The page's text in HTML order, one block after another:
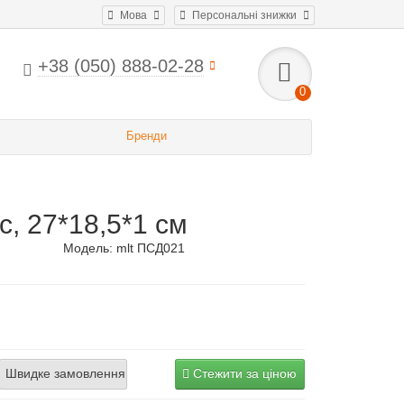
Персональні знижки
Мова
+38 (050) 888-02-28
0
Бренди
27*18,5*1 см
Модель: mlt ПСД021
Стежити за ціною
Швидке замовлення